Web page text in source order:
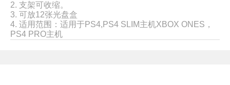
2. 支架可收缩。
3. 可放12张光盘盒
4. 适用范围：适用于PS4,PS4 SLIM主机XBOX ONES，
PS4 PRO主机